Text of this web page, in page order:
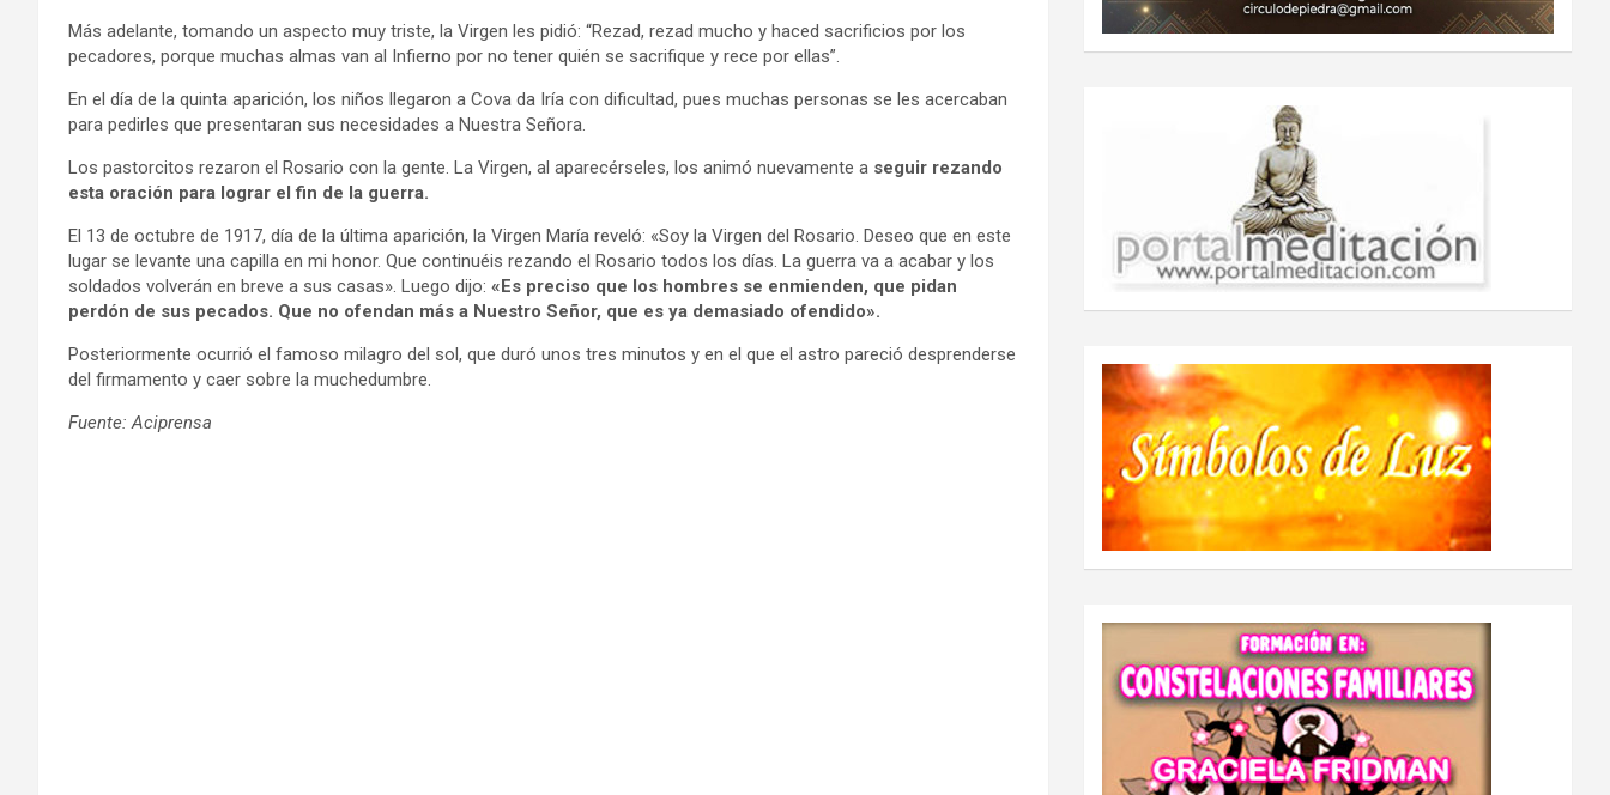
Más adelante, tomando un aspecto muy triste, la Virgen les pidió: “Rezad, rezad mucho y haced sacrificios por los
pecadores, porque muchas almas van al Infierno por no tener quién se sacrifique y rece por ellas”.
En el día de la quinta aparición, los niños llegaron a Cova da Iría con dificultad, pues muchas personas se les acercaban
para pedirles que presentaran sus necesidades a Nuestra Señora.
Los pastorcitos rezaron el Rosario con la gente. La Virgen, al aparecérseles, los animó nuevamente a seguir rezando
esta oración para lograr el fin de la guerra.
El 13 de octubre de 1917, día de la última aparición, la Virgen María reveló: «Soy la Virgen del Rosario. Deseo que en este
lugar se levante una capilla en mi honor. Que continuéis rezando el Rosario todos los días. La guerra va a acabar y los
soldados volverán en breve a sus casas». Luego dijo: «Es preciso que los hombres se enmienden, que pidan
perdón de sus pecados. Que no ofendan más a Nuestro Señor, que es ya demasiado ofendido».
Posteriormente ocurrió el famoso milagro del sol, que duró unos tres minutos y en el que el astro pareció desprenderse
del firmamento y caer sobre la muchedumbre.
Fuente: Aciprensa